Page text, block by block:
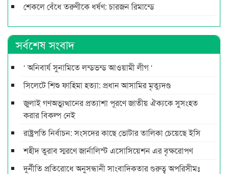
শেকলে বেঁধে তরুণীকে ধর্ষণ: চারজন রিমান্ডে
সর্বশেষ সংবাদ
‘ অনিবার্য সুনামিতে লন্ডভন্ড আওয়ামী লীগ ‘
সিলেটে শিশু ফাহিমা হত্যা: প্রধান আসামির মৃত্যুদণ্ড
জুলাই গণঅভ্যুত্থানের প্রত্যাশা পূরণে জাতীয় ঐক্যকে সুসংহত
করার বিকল্প নেই
রাষ্ট্রপতি নির্বাচন: সংসদের কাছে ভোটার তালিকা চেয়েছে ইসি
শহীদ তুরাব স্মরণে জার্নালিস্ট এসোসিয়েশন এর বৃক্ষরোপণ
দুর্নীতি প্রতিরোধে অনুসন্ধানী সাংবাদিকতার গুরুত্ব অপরিসীমঃ